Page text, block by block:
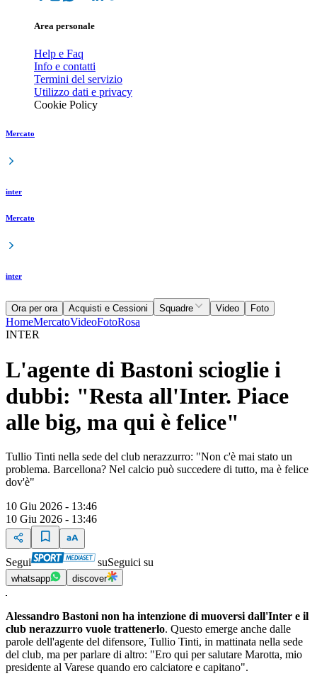
Area personale
Help e Faq
Info e contatti
Termini del servizio
Utilizzo dati e privacy
Cookie Policy
Mercato
inter
Mercato
inter
Ora per ora Acquisti e Cessioni Squadre Video Foto
HomeMercatoVideoFotoRosa
INTER
L'agente di Bastoni scioglie i
dubbi: "Resta all'Inter. Piace
alle big, ma qui è felice"
Tullio Tinti nella sede del club nerazzurro: "Non c'è mai stato un
problema. Barcellona? Nel calcio può succedere di tutto, ma è felice
dov'è"
10 Giu 2026 - 13:46
10 Giu 2026 - 13:46
Segui suSeguici su
whatsapp discover
Alessandro Bastoni non ha intenzione di muoversi dall'Inter e il
club nerazzurro vuole trattenerlo. Questo emerge anche dalle
parole dell'agente del difensore, Tullio Tinti, in mattinata nella sede
del club, ma per parlare di altro: "Ero qui per salutare Marotta, mio
presidente al Varese quando ero calciatore e capitano".